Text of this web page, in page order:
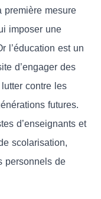
première mesure
imposer une
l’éducation est un
d’engager des
contre les
futures.
d’enseignants et
scolarisation,
personnels de